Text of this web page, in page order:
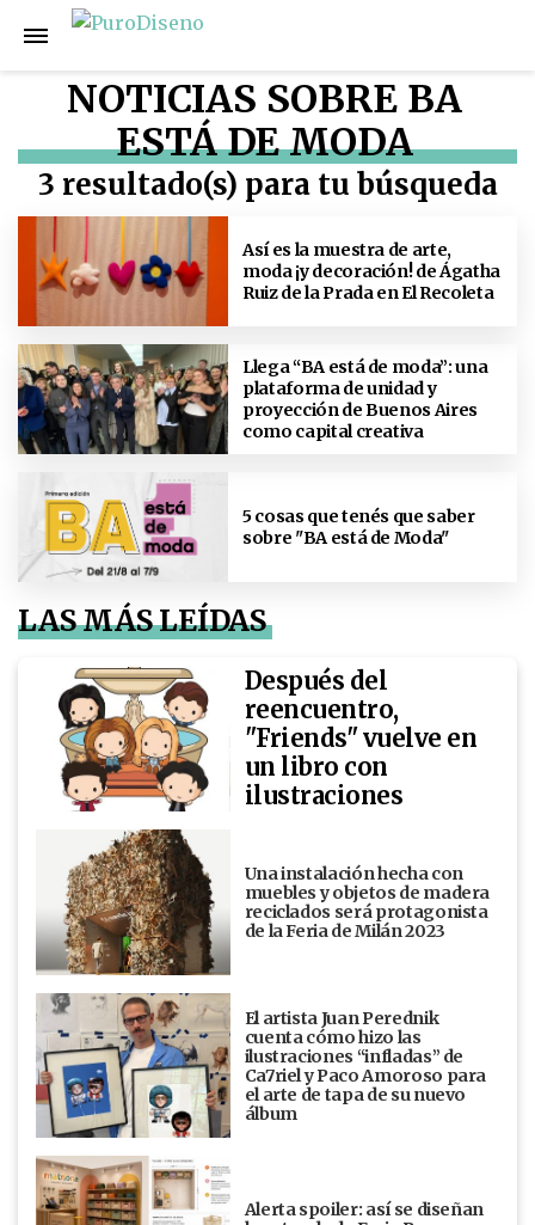
NOTICIAS SOBRE BA
ESTÁ DE MODA
3 resultado(s) para tu búsqueda
Así es la muestra de arte,
moda ¡y decoración! de Ágatha
Ruiz de la Prada en El Recoleta
Llega “BA está de moda”: una
plataforma de unidad y
proyección de Buenos Aires
como capital creativa
5 cosas que tenés que saber
sobre "BA está de Moda"
LAS MÁS LEÍDAS
Después del
reencuentro,
"Friends" vuelve en
un libro con
ilustraciones
Una instalación hecha con
muebles y objetos de madera
reciclados será protagonista
de la Feria de Milán 2023
El artista Juan Perednik
cuenta cómo hizo las
ilustraciones “infladas” de
Ca7riel y Paco Amoroso para
el arte de tapa de su nuevo
álbum
Alerta spoiler: así se diseñan